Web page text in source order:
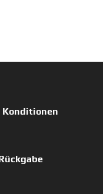
Konditionen